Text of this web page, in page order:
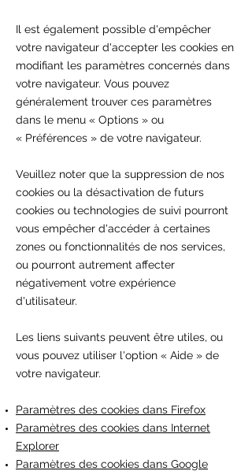
Il est également possible d'empêcher
votre navigateur d'accepter les cookies en
modifiant les paramètres concernés dans
votre navigateur. Vous pouvez
généralement trouver ces paramètres
dans le menu « Options » ou
« Préférences » de votre navigateur.
Veuillez noter que la suppression de nos
cookies ou la désactivation de futurs
cookies ou technologies de suivi pourront
vous empêcher d'accéder à certaines
zones ou fonctionnalités de nos services,
ou pourront autrement affecter
négativement votre expérience
d'utilisateur.
Les liens suivants peuvent être utiles, ou
vous pouvez utiliser l'option « Aide » de
votre navigateur.
Paramètres des cookies dans Firefox
Paramètres des cookies dans Internet
Explorer
Paramètres des cookies dans Google